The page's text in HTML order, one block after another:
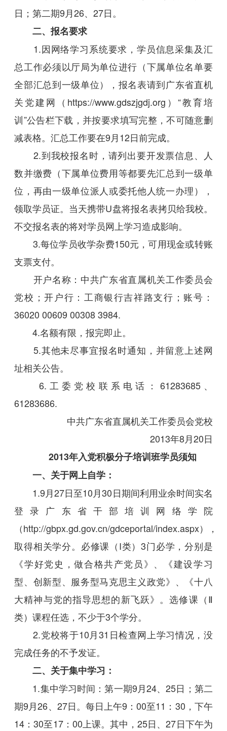
日；第二期9月26、27日。
二、报名要求
1.因网络学习系统要求，学员信息采集及汇
总工作必须以厅局为单位进行（下属单位名单要
全部汇总到一级单位），报名表请到广东省直机
关党建网（https://www.gdszjgdj.org）“教育培
训”公告栏下载，并按要求填写完整，不可随意删
减表格。汇总工作要在9月12日前完成。
2.到我校报名时，请列出要开发票信息、人
数并缴费（下属单位费用等都要先汇总到一级单
位，再由一级单位派人或委托他人统一办理），
领取学员证。当天携带U盘将报名表拷贝给我校。
不交报名表的将对学员网上学习造成影响。
3.每位学员收学杂费150元，可用现金或转账
支票支付。
开户名称：中共广东省直属机关工作委员会
党校；开户行：工商银行吉祥路支行；账号：
36020 00609 00308 3984.
4.名额有限，报完即止。
5.其他未尽事宜报名时通知，并留意上述网
址相关公告。
6.工委党校联系电话：61283685、
61283686.
中共广东省直属机关工作委员会党校
2013年8月20日
2013年入党积极分子培训班学员须知
一、关于网上自学：
1.9月27日至10月30日期间利用业余时间实名
登录广东省干部培训网络学院
（http://gbpx.gd.gov.cn/gdceportal/index.aspx），
取得相关学分。必修课（I类）3门必学，分别是
《学好党史，做合格共产党员》、《建设学习
型、创新型、服务型马克思主义政党》、《十八
大精神与党的指导思想的新飞跃》。选修课（Ⅱ
类）课程任选，不少于3个学分。
2.党校将于10月31日检查网上学习情况，没
完成任务的不予发证。
二、关于集中学习：
1.集中学习时间：第一期9月24、25日；第二
期9月26、27日。每日上午9：00至11：30，下午
14：30至17：00上课。其中，25日、27日下午为